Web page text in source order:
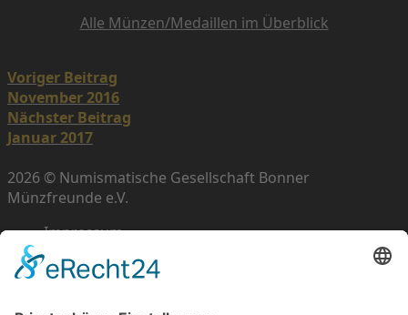
Alle Münzen/Medaillen im Überblick
navigation
Voriger Beitrag
November 2016
Nächster Beitrag
Januar 2017
2026 © Numismatische Gesellschaft Bonner
Münzfreunde e.V.
Impressum
Datenschutz
Cookie-Einstellungen